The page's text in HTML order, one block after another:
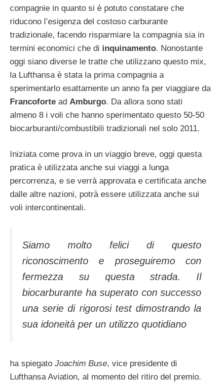
compagnie in quanto si è potuto constatare che
riducono l’esigenza del costoso carburante
tradizionale, facendo risparmiare la compagnia sia in
termini economici che di inquinamento. Nonostante
oggi siano diverse le tratte che utilizzano questo mix,
la Lufthansa è stata la prima compagnia a
sperimentarlo esattamente un anno fa per viaggiare da
Francoforte ad Amburgo. Da allora sono stati
almeno 8 i voli che hanno sperimentato questo 50-50
biocarburanti/combustibili tradizionali nel solo 2011.
Iniziata come prova in un viaggio breve, oggi questa
pratica è utilizzata anche sui viaggi a lunga
percorrenza, e se verrà approvata e certificata anche
dalle altre nazioni, potrà essere utilizzata anche sui
voli intercontinentali.
Siamo molto felici di questo
riconoscimento e proseguiremo con
fermezza su questa strada. Il
biocarburante ha superato con successo
una serie di rigorosi test dimostrando la
sua idoneità per un utilizzo quotidiano
ha spiegato Joachim Buse, vice presidente di
Lufthansa Aviation, al momento del ritiro del premio.